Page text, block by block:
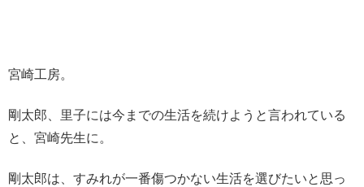
宮崎工房。
剛太郎、里子には今までの生活を続けようと言われている
と、宮崎先生に。
剛太郎は、すみれが一番傷つかない生活を選びたいと思っ